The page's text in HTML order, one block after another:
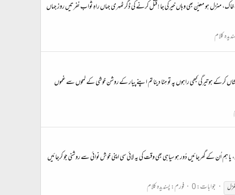
منزل ہو معیّن بھی وہاں خیرکی جا ! قتل کرنے کی ڈگر ٹھہری جہاں راہِ ثواب نفرتیں روز جہاں
کلام
کرکے ہو تیرگی کبھی راہوں پہ تو مِٹا دینا تم اپنے پیار کے روشن خوشی کے لمحوں سے غموں
ہم اُن کے گھرجائیں دُور ہو سیاہی بھی وقت کی یہ لائی سی اپنی خوش نوائی سے روشنی جو کرجائیں
جوابات: 0 فورم:پسندیدہ کلام